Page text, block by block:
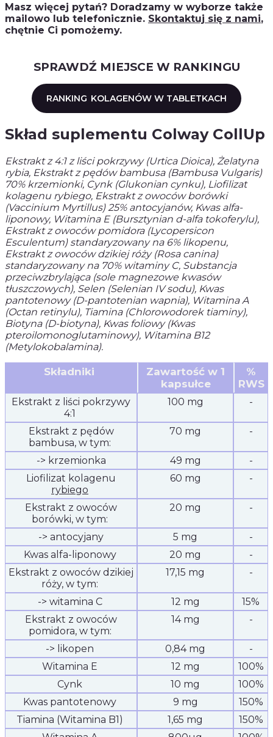
Masz więcej pytań? Doradzamy w wyborze także
mailowo lub telefonicznie. Skontaktuj się z nami,
chętnie Ci pomożemy.
SPRAWDŹ MIEJSCE W RANKINGU
RANKING KOLAGENÓW W TABLETKACH
Skład suplementu Colway CollUp
Ekstrakt z 4:1 z liści pokrzywy (Urtica Dioica), Żelatyna
rybia, Ekstrakt z pędów bambusa (Bambusa Vulgaris)
70% krzemionki, Cynk (Glukonian cynku), Liofilizat
kolagenu rybiego, Ekstrakt z owoców borówki
(Vaccinium Myrtillus) 25% antocyjanów, Kwas alfa-
liponowy, Witamina E (Bursztynian d-alfa tokoferylu),
Ekstrakt z owoców pomidora (Lycopersicon
Esculentum) standaryzowany na 6% likopenu,
Ekstrakt z owoców dzikiej róży (Rosa canina)
standaryzowany na 70% witaminy C, Substancja
przeciwzbrylająca (sole magnezowe kwasów
tłuszczowych), Selen (Selenian IV sodu), Kwas
pantotenowy (D-pantotenian wapnia), Witamina A
(Octan retinylu), Tiamina (Chlorowodorek tiaminy),
Biotyna (D-biotyna), Kwas foliowy (Kwas
pteroilomonoglutaminowy), Witamina B12
(Metylokobalamina).
Składniki
Zawartość w 1
kapsułce
%
RWS
Ekstrakt z liści pokrzywy
4:1
100 mg -
Ekstrakt z pędów
bambusa, w tym:
70 mg -
-> krzemionka 49 mg
-
Liofilizat kolagenu
rybiego
60 mg -
Ekstrakt z owoców
borówki, w tym:
20 mg -
-> antocyjany 5 mg
-
Kwas alfa-liponowy
20 mg
-
Ekstrakt z owoców dzikiej
róży, w tym:
17,15 mg -
-> witamina C 12 mg
15%
Ekstrakt z owoców
pomidora, w tym:
14 mg -
-> likopen 0,84 mg
-
Witamina E
12 mg
100%
Cynk
10 mg
100%
Kwas pantotenowy
9 mg
150%
Tiamina (Witamina B1)
1,65 mg
150%